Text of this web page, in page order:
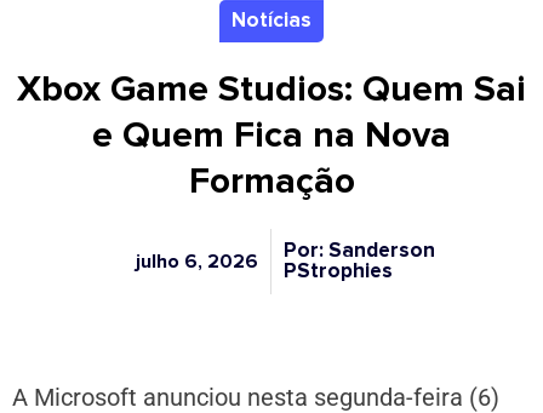
Notícias
Xbox Game Studios: Quem Sai
e Quem Fica na Nova
Formação
julho 6, 2026
Por: Sanderson
PStrophies
A Microsoft anunciou nesta segunda-feira (6)